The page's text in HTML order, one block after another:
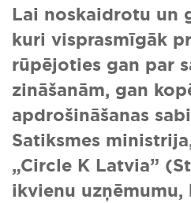
Lai noskaidrotu un
kuri visprasmīgāk
rūpējoties gan par
zināšanām, gan
apdrošināšanas
Satiksmes
„Circle K Latvia”
ikvienu